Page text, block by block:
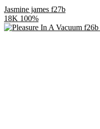
Jasmine james f27b
18K 100%